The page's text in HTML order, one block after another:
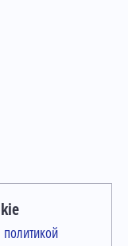
политикой